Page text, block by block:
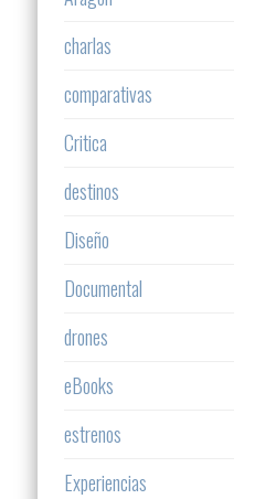
charlas
comparativas
Critica
destinos
Diseño
Documental
drones
eBooks
estrenos
Experiencias